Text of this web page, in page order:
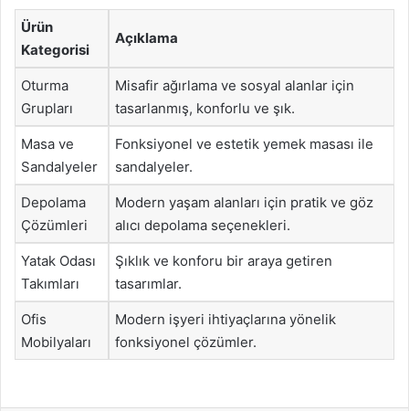
Ürün
Kategorisi
Açıklama
Oturma
Grupları
Misafir ağırlama ve sosyal alanlar için
tasarlanmış, konforlu ve şık.
Masa ve
Sandalyeler
Fonksiyonel ve estetik yemek masası ile
sandalyeler.
Depolama
Çözümleri
Modern yaşam alanları için pratik ve göz
alıcı depolama seçenekleri.
Yatak Odası
Takımları
Şıklık ve konforu bir araya getiren
tasarımlar.
Ofis
Mobilyaları
Modern işyeri ihtiyaçlarına yönelik
fonksiyonel çözümler.